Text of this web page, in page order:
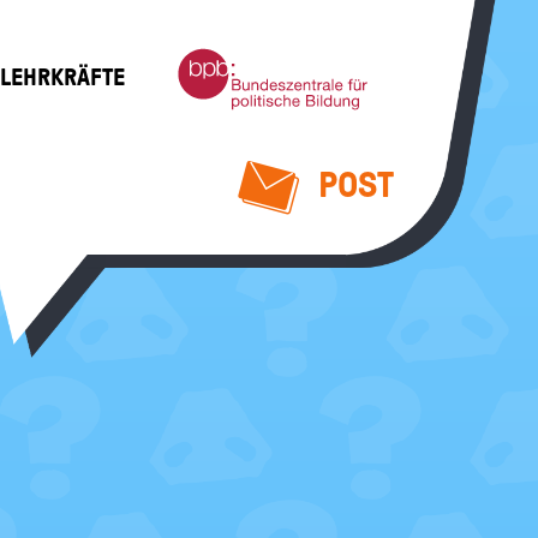
Bundeszentrale
für
politische
POST